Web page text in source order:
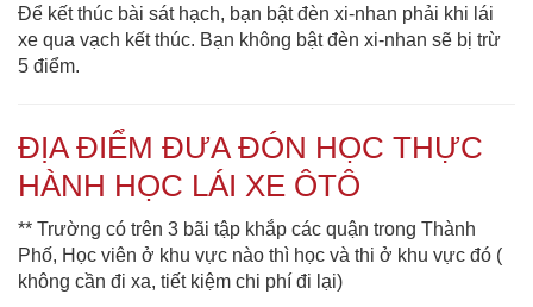
Để kết thúc bài sát hạch, bạn bật đèn xi-nhan phải khi lái
xe qua vạch kết thúc. Bạn không bật đèn xi-nhan sẽ bị trừ
5 điểm.
ĐỊA ĐIỂM ĐƯA ĐÓN HỌC THỰC
HÀNH HỌC LÁI XE ÔTÔ
** Trường có trên 3 bãi tập khắp các quận trong Thành
Phố, Học viên ở khu vực nào thì học và thi ở khu vực đó (
không cần đi xa, tiết kiệm chi phí đi lại)